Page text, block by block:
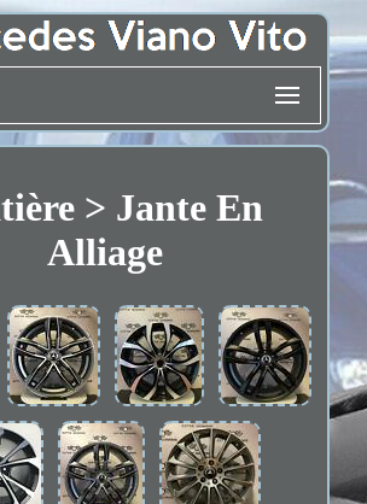
> Jante En
Alliage